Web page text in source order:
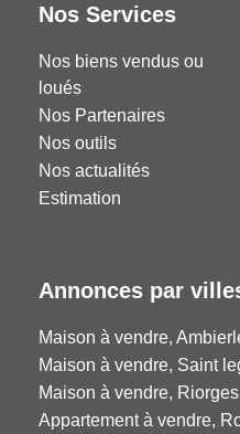
Nos Services
Nos biens vendus ou
loués
Nos Partenaires
Nos outils
Nos actualités
Estimation
Annonces par
Maison à vendre,
Maison à vendre, Saint
Maison à vendre, Riorges
Appartement à vendre,